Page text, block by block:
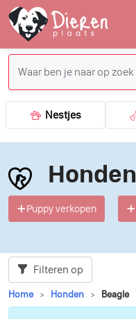
Nestjes
Honden
Puppy verkopen
Filteren op
Home Honden Beagle